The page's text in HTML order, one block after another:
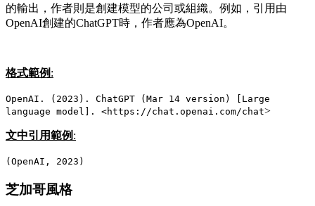
的輸出，作者則是創建模型的公司或組織。例如，引用由
OpenAI創建的ChatGPT時，作者應為OpenAI。
格式範例 :
OpenAI. (2023). ChatGPT (Mar 14 version) [Large
language model]. <https://chat.openai.com/chat>
文中引用範例 :
(OpenAI, 2023)
芝加哥風格